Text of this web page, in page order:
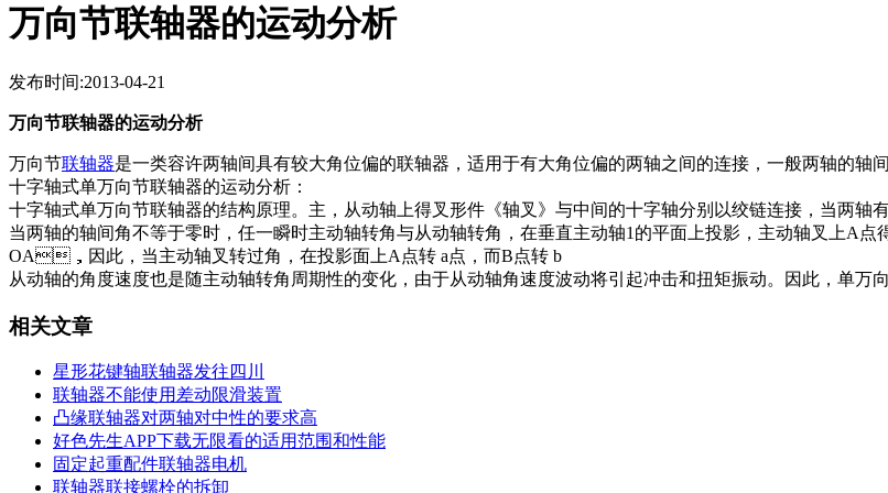
万向节联轴器的运动分析
发布时间:2013-04-21
万向节联轴器的运动分析
万向节联轴器是一类容许两轴间具有较大角位偏的联轴器，适用于有大角位偏的两轴之间的连接，一般两轴的
十字轴式单万向节联轴器的运动分析：
十字轴式单万向节联轴器的结构原理。主，从动轴上得叉形件《轴叉》与中间的十字轴分别以绞链连接，当两轴有角
当两轴的轴间角不等于零时，任一瞬时主动轴转角与从动轴转角，在垂直主动轴1的平面上投影，主动轴叉上A
OA，因此，当主动轴叉转过角，在投影面上A点转 a点，而B点转 b
从动轴的角度速度也是随主动轴转角周期性的变化，由于从动轴角速度波动将引起冲击和扭矩振动。因此，单万向节
相关文章
星形花键轴联轴器发往四川
联轴器不能使用差动限滑装置
凸缘联轴器对两轴对中性的要求高
好色先生APP下载无限看的适用范围和性能
固定起重配件联轴器电机
联轴器联接螺栓的拆卸